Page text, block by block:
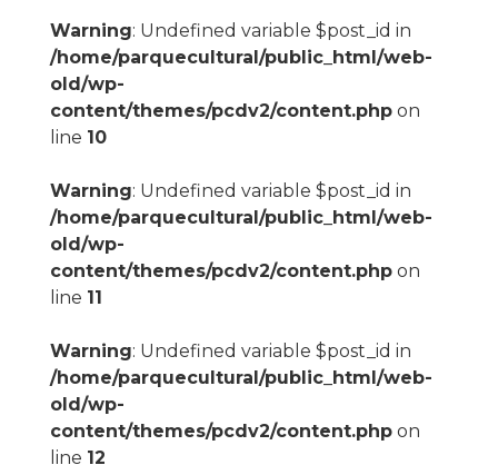
Warning: Undefined variable $post_id in
/home/parquecultural/public_html/web-
old/wp-
content/themes/pcdv2/content.phpon
line 10
Warning: Undefined variable $post_id in
/home/parquecultural/public_html/web-
old/wp-
content/themes/pcdv2/content.phpon
line 11
Warning: Undefined variable $post_id in
/home/parquecultural/public_html/web-
old/wp-
content/themes/pcdv2/content.phpon
line 12